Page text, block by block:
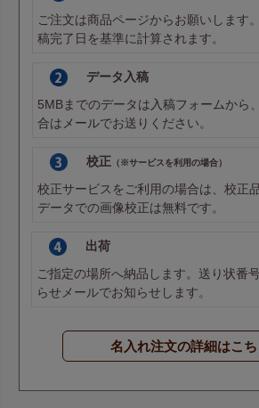
ご注文は商品ページからお願いします
稿完了日を基準に計算されます。
データ入稿
5MBまでのデータは 入稿フォームから
合は メールでお送りください。
校正 （※サービスを利用の場合）
校正サービスをご利用の場合は、校正
データでの画像校正は無料です。
出荷
ご指定の場所へ納品します。送り状番
らせメールでお知らせします。
名入れ注文の詳細はこち